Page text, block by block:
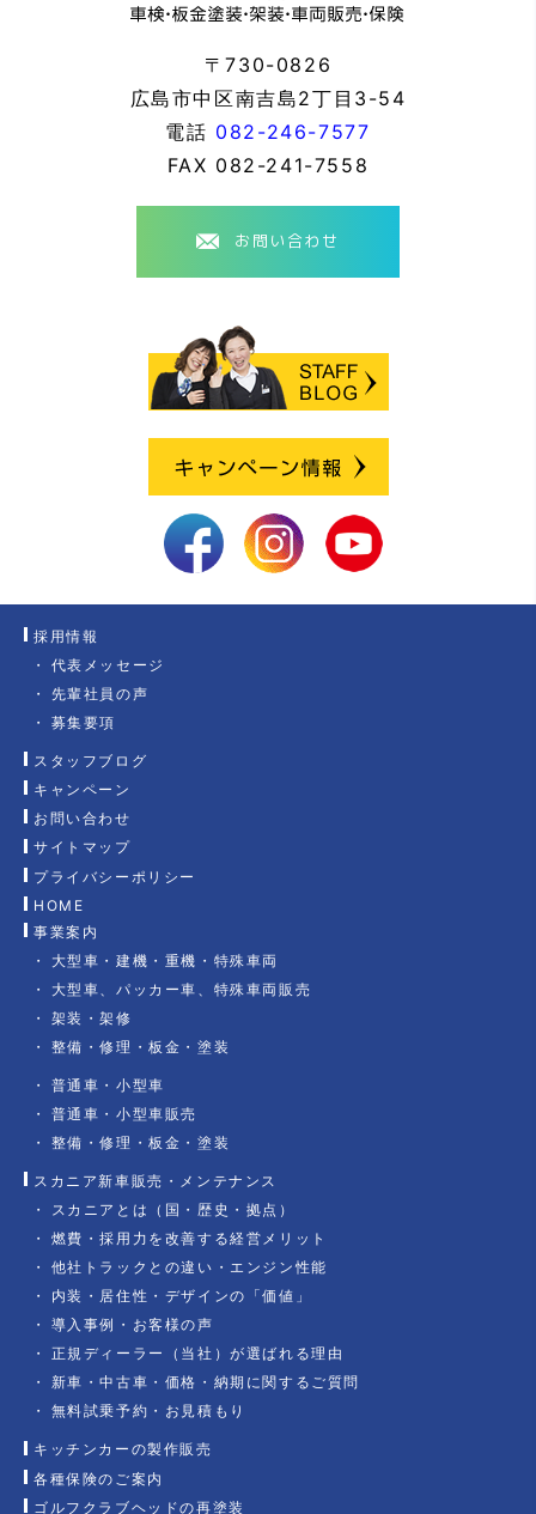
〒730-0826
広島市中区南吉島2丁目3-54
電話 082-246-7577
FAX 082-241-7558
お問い合わせ
HOME
事業案内
大型車・建機・重機・特殊車両
大型車、パッカー車、特殊車両販売
架装・架修
整備・修理・板金・塗装
普通車・小型車
普通車・小型車販売
整備・修理・板金・塗装
スカニア新車販売・メンテナンス
スカニアとは（国・歴史・拠点）
燃費・採用力を改善する経営メリット
他社トラックとの違い・エンジン性能
内装・居住性・デザインの「価値」
導入事例・お客様の声
正規ディーラー（当社）が選ばれる理由
新車・中古車・価格・納期に関するご質問
無料試乗予約・お見積もり
キッチンカーの製作販売
各種保険のご案内
ゴルフクラブヘッドの再塗装
採用情報
代表メッセージ
先輩社員の声
募集要項
スタッフブログ
キャンペーン
お問い合わせ
サイトマップ
プライバシーポリシー